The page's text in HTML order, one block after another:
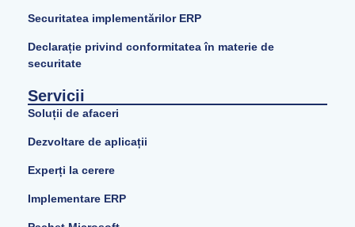
Securitatea implementărilor ERP
Declarație privind conformitatea în materie de
securitate
Servicii
Soluții de afaceri
Dezvoltare de aplicații
Experți la cerere
Implementare ERP